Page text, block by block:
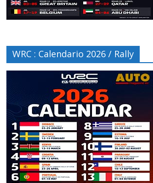
WRC : Calendario 2026 / Rally